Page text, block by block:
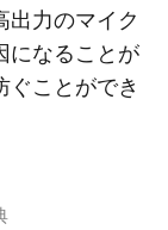
出力のマイク
になることが
ぐことができ